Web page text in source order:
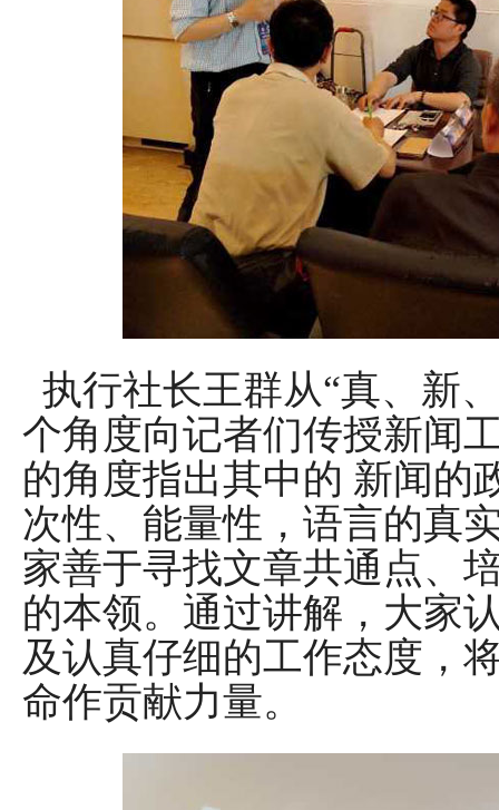
执行社长王群从“真、新
个角度向记者们传授新闻
的角度指出其中的 新闻的
次性、能量性，语言的真
家善于寻找文章共通点、
的本领。通过讲解，大家
及认真仔细的工作态度，
命作贡献力量。